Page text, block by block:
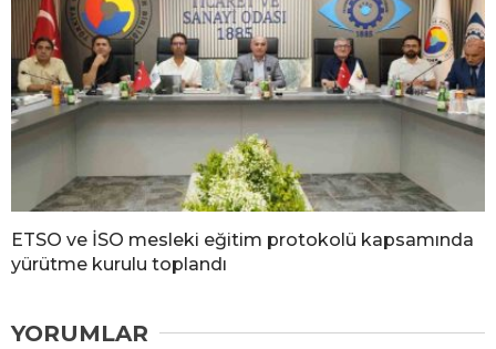
ETSO ve İSO mesleki eğitim protokolü kapsamında
yürütme kurulu toplandı
YORUMLAR